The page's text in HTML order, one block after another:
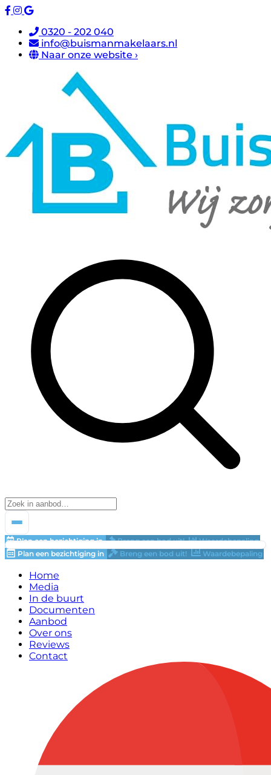
0320 - 202 040
info@buismanmakelaars.nl
Naar onze website ›
Plan een bezichtiging in Breng een bod uit!
Waardebepaling
Plan een bezichtiging in
Breng een bod uit! Waardebepaling
Home
Media
In de buurt
Documenten
Aanbod
Over ons
Reviews
Contact